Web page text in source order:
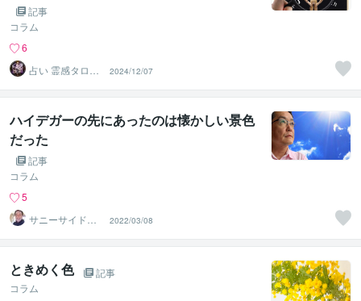
記事
コラム
6
占い 霊感タロッ
ト 天神あまがみ
2024/12/07
ハイデガーの先にあったのは懐かしい景色
だった
記事
コラム
5
サニーサイドア
ップ代表 神部
☆さとり
2022/03/08
ときめく色
記事
コラム